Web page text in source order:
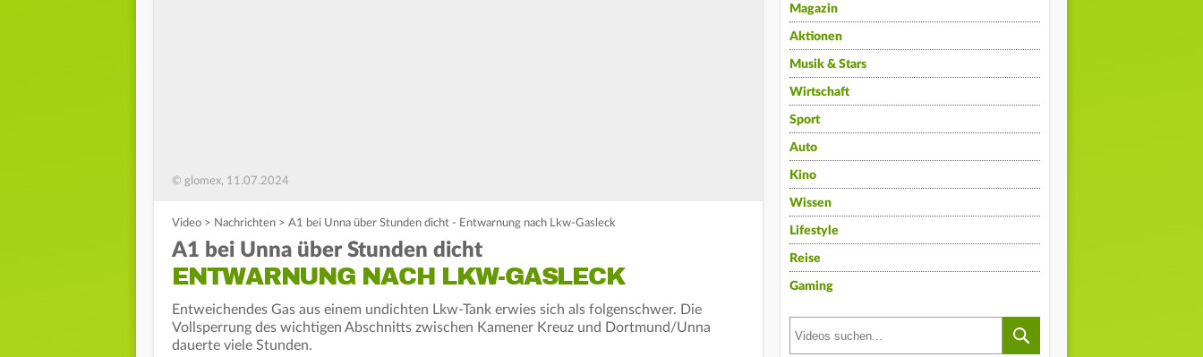
© glomex, 11.07.2024
Video > Nachrichten > A1 bei Unna über Stunden dicht - Entwarnung nach Lkw-Gasleck
A1 bei Unna über Stunden dicht
ENTWARNUNG NACH LKW-GASLECK
Entweichendes Gas aus einem undichten Lkw-Tank erwies sich als folgenschwer. Die
Vollsperrung des wichtigen Abschnitts zwischen Kamener Kreuz und Dortmund/Unna
dauerte viele Stunden.
Magazin
Aktionen
Musik & Stars
Wirtschaft
Sport
Auto
Kino
Wissen
Lifestyle
Reise
Gaming